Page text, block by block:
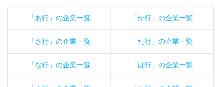
「あ行」の企業一覧 「か行」の企業一覧
「さ行」の企業一覧 「た行」の企業一覧
「な行」の企業一覧 「は行」の企業一覧